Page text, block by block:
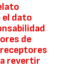
el dato
de
revertir